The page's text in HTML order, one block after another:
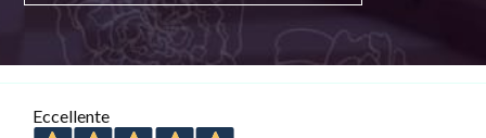
Eccellente